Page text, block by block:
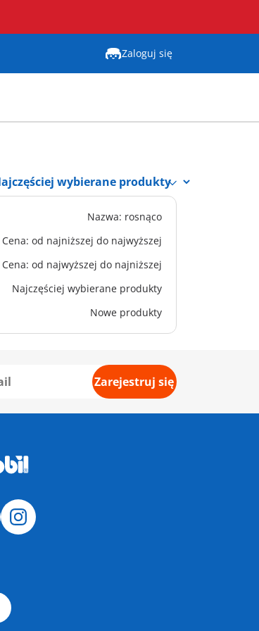
Zaloguj się
Nazwa: rosnąco
Cena: od najniższej do najwyższej
Cena: od najwyższej do najniższej
Najczęściej wybierane produkty
Nowe produkty
Zarejestruj się